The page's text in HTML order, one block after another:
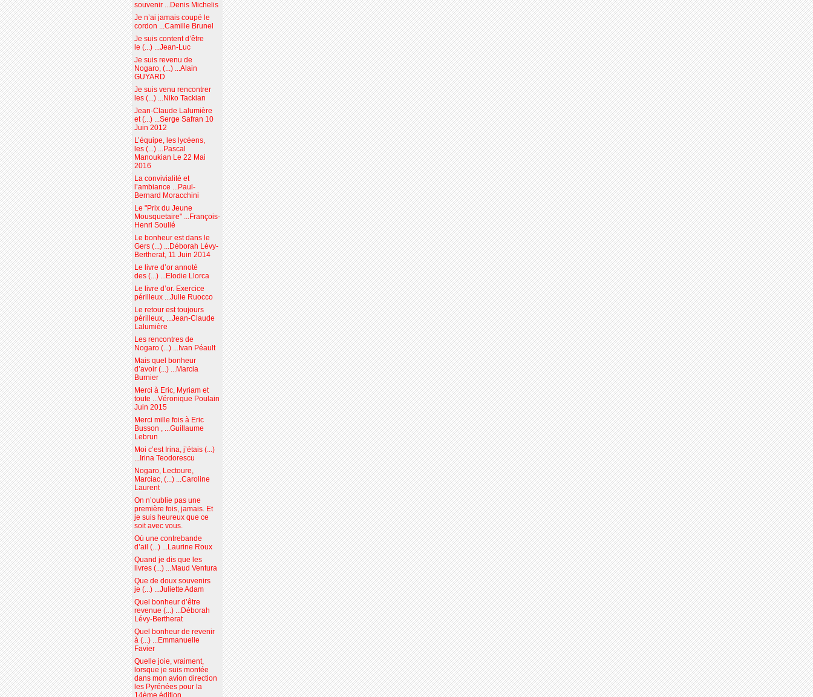
souvenir ...Denis Michelis
Je n’ai jamais coupé le
cordon ...Camille Brunel
Je suis content d’être
le (...) ...Jean-Luc
Je suis revenu de
Nogaro, (...) ...Alain
GUYARD
Je suis venu rencontrer
les (...) ...Niko Tackian
Jean-Claude Lalumière
et (...) ...Serge Safran 10
Juin 2012
L’équipe, les lycéens,
les (...) ...Pascal
Manoukian Le 22 Mai
2016
La convivialité et
l’ambiance ...Paul-
Bernard Moracchini
Le "Prix du Jeune
Mousquetaire" ...François-
Henri Soulié
Le bonheur est dans le
Gers (...) ...Déborah Lévy-
Bertherat, 11 Juin 2014
Le livre d’or annoté
des (...) ...Elodie Llorca
Le livre d’or. Exercice
périlleux ...Julie Ruocco
Le retour est toujours
périlleux, ...Jean-Claude
Lalumière
Les rencontres de
Nogaro (...) ...Ivan Péault
Mais quel bonheur
d’avoir (...) ...Marcia
Burnier
Merci à Eric, Myriam et
toute ...Véronique Poulain
Juin 2015
Merci mille fois à Eric
Busson , ...Guillaume
Lebrun
Moi c’est Irina, j’étais (...)
...Irina Teodorescu
Nogaro, Lectoure,
Marciac, (...) ...Caroline
Laurent
On n’oublie pas une
première fois, jamais. Et
je suis heureux que ce
soit avec vous.
Où une contrebande
d’ail (...) ...Laurine Roux
Quand je dis que les
livres (...) ...Maud Ventura
Que de doux souvenirs
je (...) ...Juliette Adam
Quel bonheur d’être
revenue (...) ...Déborah
Lévy-Bertherat
Quel bonheur de revenir
à (...) ...Emmanuelle
Favier
Quelle joie, vraiment,
lorsque je suis montée
dans mon avion direction
les Pyrénées pour la